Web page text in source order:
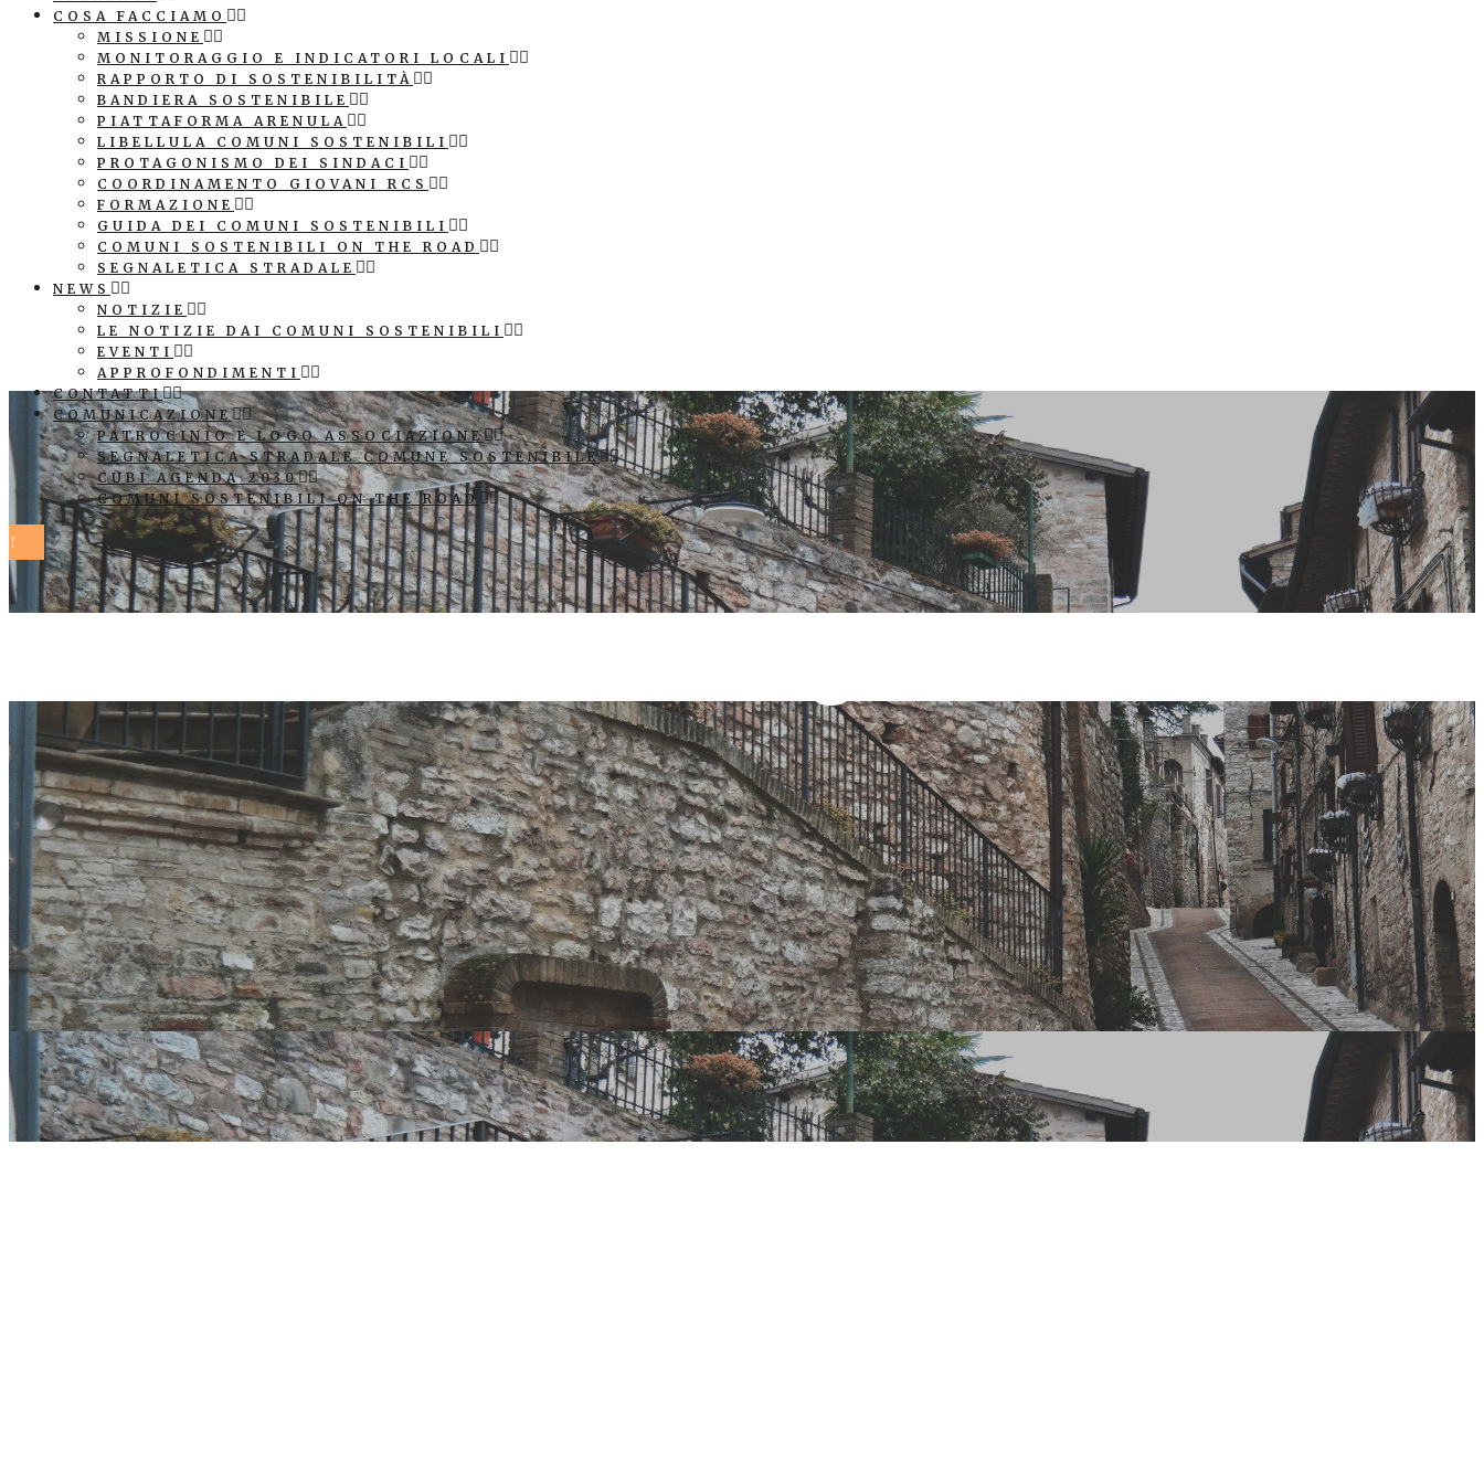
COSA FACCIAMO
MISSIONE
MONITORAGGIO E INDICATORI LOCALI
RAPPORTO DI SOSTENIBILITÀ
BANDIERA SOSTENIBILE
PIATTAFORMA ARENULA
LIBELLULA COMUNI SOSTENIBILI
PROTAGONISMO DEI SINDACI
COORDINAMENTO GIOVANI RCS
FORMAZIONE
GUIDA DEI COMUNI SOSTENIBILI
COMUNI SOSTENIBILI ON THE ROAD
SEGNALETICA STRADALE
NEWS
NOTIZIE
LE NOTIZIE DAI COMUNI SOSTENIBILI
EVENTI
APPROFONDIMENTI
CONTATTI
COMUNICAZIONE
PATROCINIO E LOGO ASSOCIAZIONE
SEGNALETICA STRADALE COMUNE SOSTENIBILE
CUBI AGENDA 2030
COMUNI SOSTENIBILI ON THE ROAD